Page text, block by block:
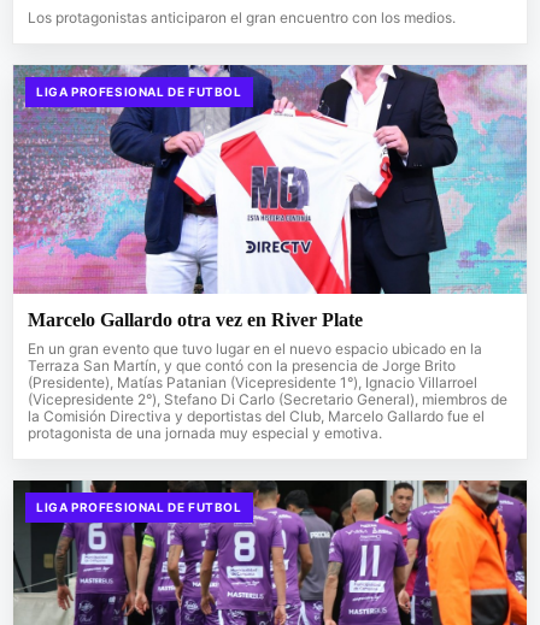
Los protagonistas anticiparon el gran encuentro con los medios.
LIGA PROFESIONAL DE FUTBOL
Marcelo Gallardo otra vez en River Plate
En un gran evento que tuvo lugar en el nuevo espacio ubicado en la
Terraza San Martín, y que contó con la presencia de Jorge Brito
(Presidente), Matías Patanian (Vicepresidente 1°), Ignacio Villarroel
(Vicepresidente 2°), Stefano Di Carlo (Secretario General), miembros de
la Comisión Directiva y deportistas del Club, Marcelo Gallardo fue el
protagonista de una jornada muy especial y emotiva.
LIGA PROFESIONAL DE FUTBOL